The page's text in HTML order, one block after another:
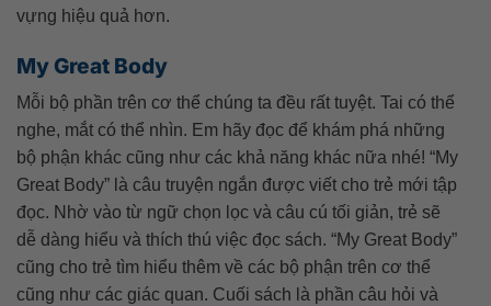
vựng hiệu quả hơn.
My Great Body
Mỗi bộ phần trên cơ thể chúng ta đều rất tuyệt. Tai có thể
nghe, mắt có thể nhìn. Em hãy đọc để khám phá những
bộ phận khác cũng như các khả năng khác nữa nhé! “My
Great Body” là câu truyện ngắn được viết cho trẻ mới tập
đọc. Nhờ vào từ ngữ chọn lọc và câu cú tối giản, trẻ sẽ
dễ dàng hiểu và thích thú việc đọc sách. “My Great Body”
cũng cho trẻ tìm hiểu thêm về các bộ phận trên cơ thể
cũng như các giác quan. Cuối sách là phần câu hỏi và